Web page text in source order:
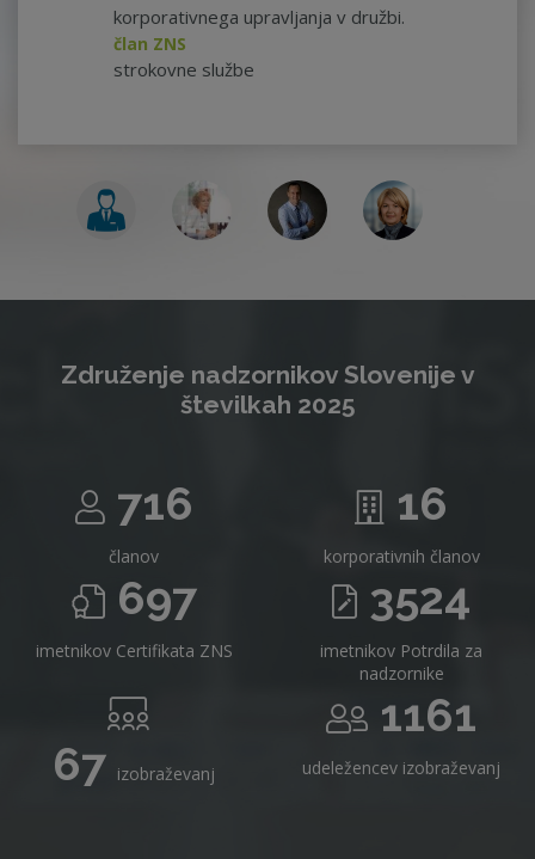
korporativnega upravljanja v družbi.
član ZNS
strokovne službe
Združenje nadzornikov Slovenije v
številkah 2025
716
članov
16
korporativnih članov
697
imetnikov Certifikata ZNS
3524
imetnikov Potrdila za
nadzornike
67 izobraževanj
1161
udeležencev izobraževanj